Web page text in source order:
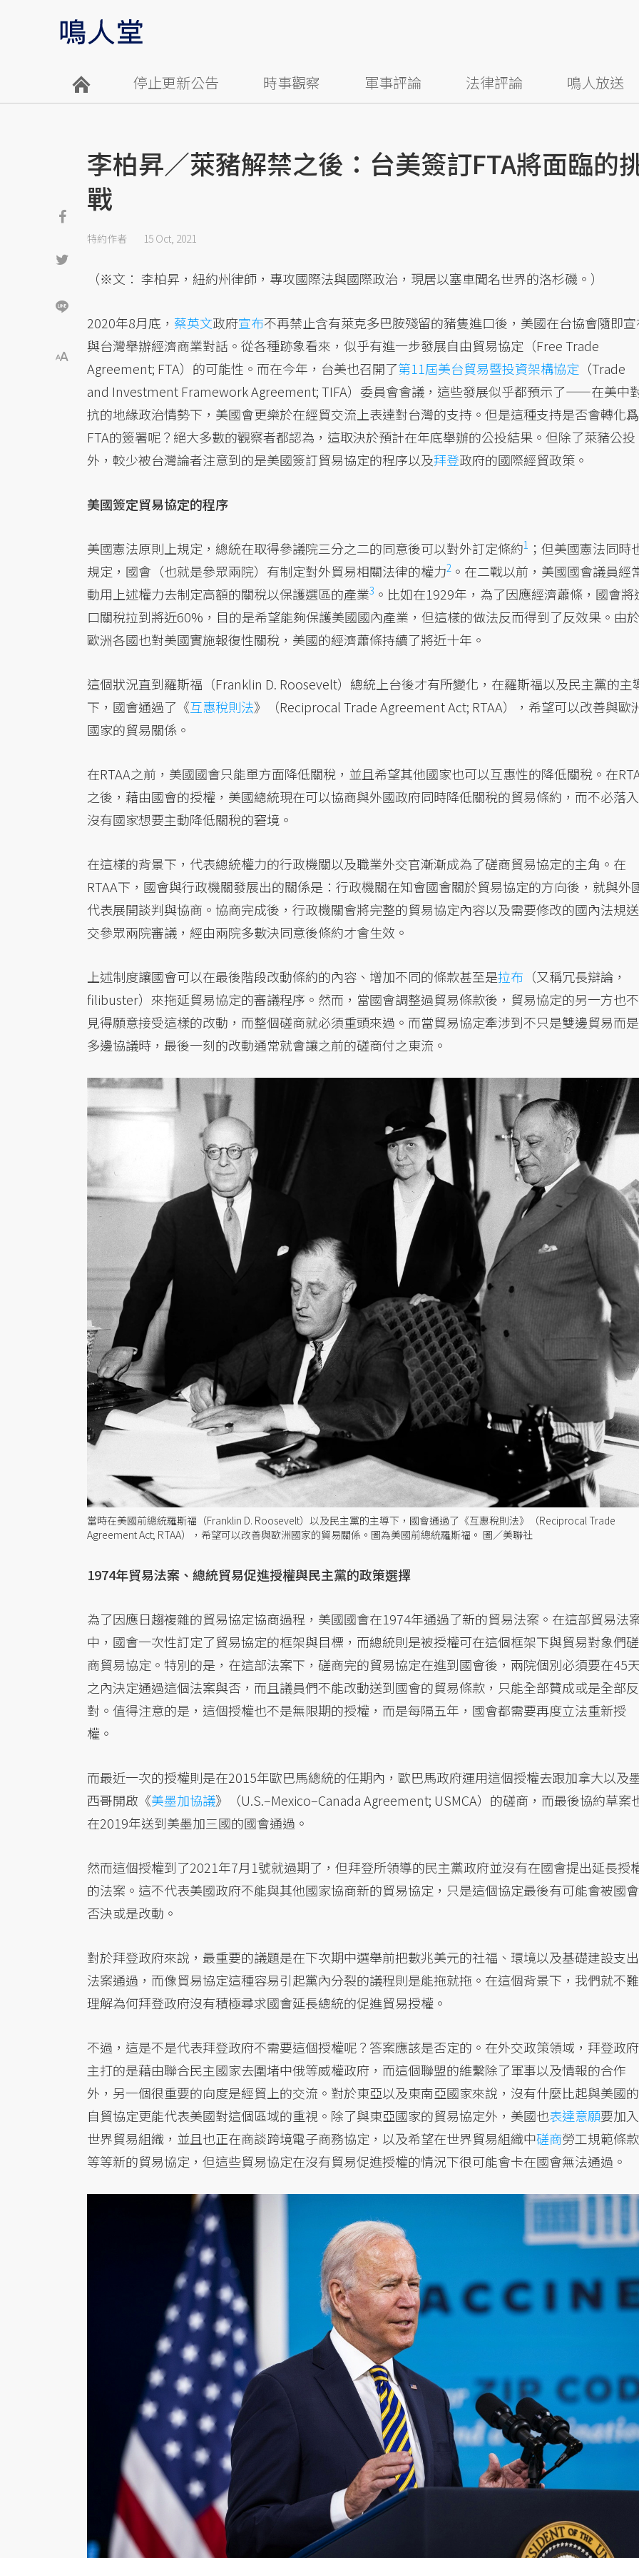
停止更新公告 時事觀察 軍事評論 法律評論 鳴人放送
李柏昇／萊豬解禁之後：台美簽訂FTA將面臨的
戰
特約作者 15 Oct, 2021
（※文： 李柏昇，紐約州律師，專攻國際法與國際政治，現居以塞車聞名世界的洛杉磯。）
2020年8月底， 蔡英文政府宣布不再禁止含有萊克多巴胺殘留的豬隻進口後，美國在台協會隨即宣
與台灣舉辦經濟商業對話。從各種跡象看來，似乎有進一步發展自由貿易協定（Free Trade
Agreement; FTA）的可能性。而在今年，台美也召開了第11屆美台貿易暨投資架構協定 （Trade
and Investment Framework Agreement; TIFA）委員會會議，這些發展似乎都預示了——在美中
抗的地緣政治情勢下，美國會更樂於在經貿交流上表達對台灣的支持。但是這種支持是否會轉化爲
FTA的簽署呢？絕大多數的觀察者都認為，這取決於預計在年底舉辦的公投結果。但除了萊豬公投
外，較少被台灣論者注意到的是美國簽訂貿易協定的程序以及拜登政府的國際經貿政策。
美國簽定貿易協定的程序
美國憲法原則上規定，總統在取得參議院三分之二的同意後可以對外訂定條約1 ；但美國憲法同時
規定，國會（也就是參眾兩院）有制定對外貿易相關法律的權力2 。在二戰以前，美國國會議員經
動用上述權力去制定高額的關稅以保護選區的產業3 。比如在1929年，為了因應經濟蕭條，國會將
口關稅拉到將近60%，目的是希望能夠保護美國國內產業，但這樣的做法反而得到了反效果。由於
歐洲各國也對美國實施報復性關稅，美國的經濟蕭條持續了將近十年。
這個狀況直到羅斯福（Franklin D. Roosevelt）總統上台後才有所變化，在羅斯福以及民主黨的主
下，國會通過了《互惠稅則法》（Reciprocal Trade Agreement Act; RTAA），希望可以改善與歐
國家的貿易關係。
在RTAA之前，美國國會只能單方面降低關稅，並且希望其他國家也可以互惠性的降低關稅。在
之後，藉由國會的授權，美國總統現在可以協商與外國政府同時降低關稅的貿易條約，而不必落入
沒有國家想要主動降低關稅的窘境。
在這樣的背景下，代表總統權力的行政機關以及職業外交官漸漸成為了磋商貿易協定的主角。在
RTAA下，國會與行政機關發展出的關係是：行政機關在知會國會關於貿易協定的方向後，就與外
代表展開談判與協商。協商完成後，行政機關會將完整的貿易協定內容以及需要修改的國內法規送
交參眾兩院審議，經由兩院多數決同意後條約才會生效。
上述制度讓國會可以在最後階段改動條約的內容、增加不同的條款甚至是拉布 （又稱冗長辯論，
filibuster）來拖延貿易協定的審議程序。然而，當國會調整過貿易條款後，貿易協定的另一方也不
見得願意接受這樣的改動，而整個磋商就必須重頭來過。而當貿易協定牽涉到不只是雙邊貿易而是
多邊協議時，最後一刻的改動通常就會讓之前的磋商付之東流。
當時在美國前總統羅斯福（Franklin D. Roosevelt）以及民主黨的主導下，國會通過了《互惠稅則法》（Reciprocal Trade
Agreement Act; RTAA），希望可以改善與歐洲國家的貿易關係。圖為美國前總統羅斯福。 圖／美聯社
1974年貿易法案、總統貿易促進授權與民主黨的政策選擇
為了因應日趨複雜的貿易協定協商過程，美國國會在1974年通過了新的貿易法案。在這部貿易法
中，國會一次性訂定了貿易協定的框架與目標，而總統則是被授權可在這個框架下與貿易對象們磋
商貿易協定。特別的是，在這部法案下，磋商完的貿易協定在進到國會後，兩院個別必須要在45天
之內決定通過這個法案與否，而且議員們不能改動送到國會的貿易條款，只能全部贊成或是全部反
對。值得注意的是，這個授權也不是無限期的授權，而是每隔五年，國會都需要再度立法重新授
權。
而最近一次的授權則是在2015年歐巴馬總統的任期內，歐巴馬政府運用這個授權去跟加拿大以及
西哥開啟《美墨加協議》（U.S.–Mexico–Canada Agreement; USMCA）的磋商，而最後協約草案
在2019年送到美墨加三國的國會通過。
然而這個授權到了2021年7月1號就過期了，但拜登所領導的民主黨政府並沒有在國會提出延長授
的法案。這不代表美國政府不能與其他國家協商新的貿易協定，只是這個協定最後有可能會被國會
否決或是改動。
對於拜登政府來說，最重要的議題是在下次期中選舉前把數兆美元的社福、環境以及基礎建設支出
法案通過，而像貿易協定這種容易引起黨內分裂的議程則是能拖就拖。在這個背景下，我們就不難
理解為何拜登政府沒有積極尋求國會延長總統的促進貿易授權。
不過，這是不是代表拜登政府不需要這個授權呢？答案應該是否定的。在外交政策領域，拜登政府
主打的是藉由聯合民主國家去圍堵中俄等威權政府，而這個聯盟的維繫除了軍事以及情報的合作
外，另一個很重要的向度是經貿上的交流。對於東亞以及東南亞國家來說，沒有什麼比起與美國的
自貿協定更能代表美國對這個區域的重視。除了與東亞國家的貿易協定外，美國也表達意願要加入
世界貿易組織，並且也正在商談跨境電子商務協定，以及希望在世界貿易組織中磋商勞工規範條款
等等新的貿易協定，但這些貿易協定在沒有貿易促進授權的情況下很可能會卡在國會無法通過。